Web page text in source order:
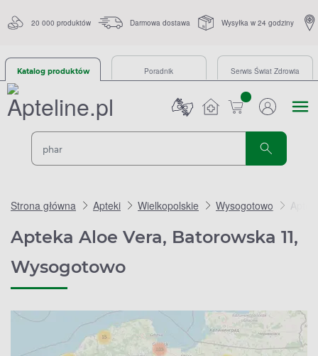
20 000 produktów Darmowa dostawa Wysyłka w 24 godziny
Katalog produktów Poradnik Serwis Świat Zdrowia
sztuk
Strona główna Apteki Wielkopolskie Wysogotowo
Apteka Aloe Vera, Batorowska 11,
Wysogotowo